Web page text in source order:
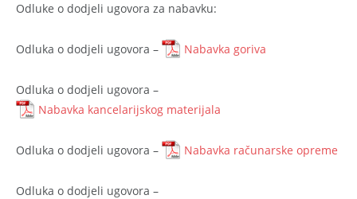
Odluke o dodjeli ugovora za nabavku:
Odluka o dodjeli ugovora – Nabavka goriva
Odluka o dodjeli ugovora –
Nabavka kancelarijskog materijala
Odluka o dodjeli ugovora – Nabavka računarske opreme
Odluka o dodjeli ugovora –